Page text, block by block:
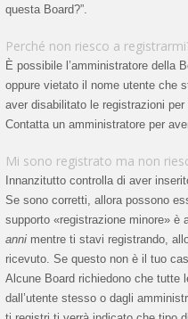
questa Board?”.
Perché non riesco a
È possibile l’amministratore della
oppure vietato il nome utente che
aver disabilitato le registrazioni
Contatta un amministratore per
Mi sono registrato ma non
Innanzitutto controlla di aver
Se sono corretti, allora possono
supporto «registrazione minore» è
anni mentre ti stavi registrando,
ricevuto. Se questo non è il tuo
Alcune Board richiedono che tutte
dall’utente stesso o dagli